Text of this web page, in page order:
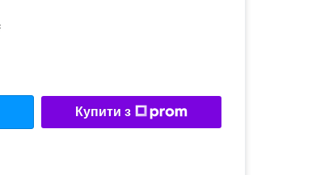
Купити з